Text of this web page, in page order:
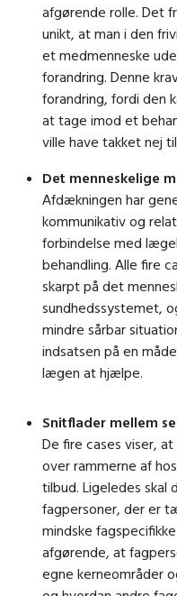
afgørende rolle. Det
unikt, at man i den
et medmenneske
forandring. Denne
forandring, fordi den
at tage imod et
ville have takket nej
Det menneskelige
Afdækningen har
kommunikativ og
forbindelse med
behandling. Alle fire
skarpt på det
sundhedssystemet,
mindre sårbar
indsatsen på en
lægen at hjælpe.
Snitflader mellem
De fire cases viser,
over rammerne af
tilbud. Ligeledes
fagpersoner, der er
mindske
afgørende, at
egne kerneområder